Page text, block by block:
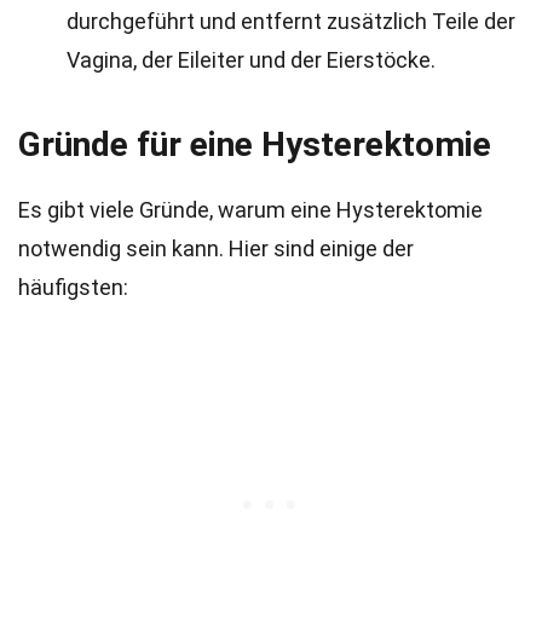
durchgeführt und entfernt zusätzlich Teile der
Vagina, der Eileiter und der Eierstöcke.
Gründe für eine Hysterektomie
Es gibt viele Gründe, warum eine Hysterektomie
notwendig sein kann. Hier sind einige der
häufigsten: